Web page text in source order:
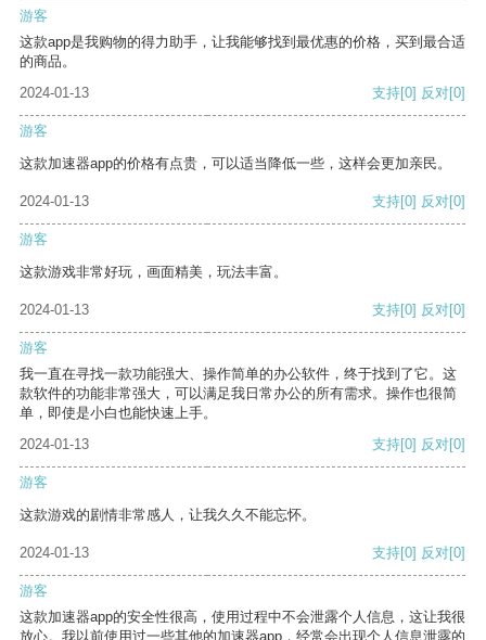
游客
这款app是我购物的得力助手，让我能够找到最优惠的价格，买到最合适
的商品。
2024-01-13
支持[0] 反对[0]
游客
这款加速器app的价格有点贵，可以适当降低一些，这样会更加亲民。
2024-01-13 支持[0] 反对[0]
游客
这款游戏非常好玩，画面精美，玩法丰富。
2024-01-13 支持[0] 反对[0]
游客
我一直在寻找一款功能强大、操作简单的办公软件，终于找到了它。这
款软件的功能非常强大，可以满足我日常办公的所有需求。操作也很简
单，即使是小白也能快速上手。
2024-01-13
支持[0] 反对[0]
游客
这款游戏的剧情非常感人，让我久久不能忘怀。
2024-01-13 支持[0] 反对[0]
游客
这款加速器app的安全性很高，使用过程中不会泄露个人信息，这让我很
放心。我以前使用过一些其他的加速器app，经常会出现个人信息泄露的